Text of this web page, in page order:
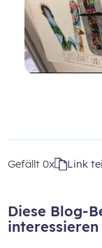
Gefällt0x Link
Diese Blog-
interessieren